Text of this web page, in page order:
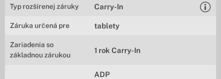
Typ rozšírenej záruky Carry-In
Záruka určená pre tablety
Zariadenia so
základnou zárukou
1 rok Carry-In
ADP